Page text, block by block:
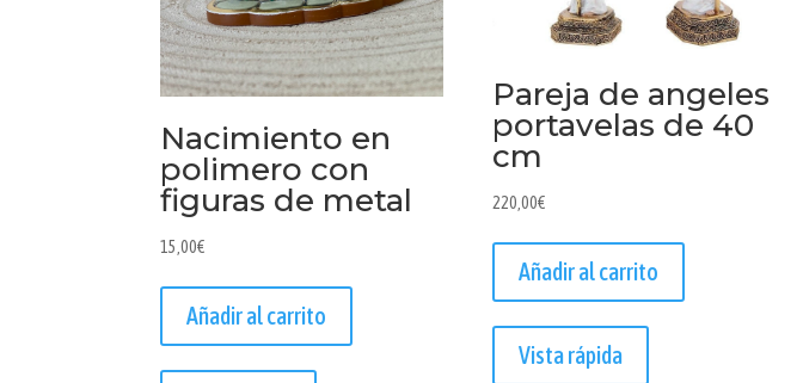
Nacimiento en
polimero con
figuras de metal
15,00€
Añadir al carrito
Pareja de angeles
portavelas de 40
cm
220,00€
Añadir al carrito
Vista rápida